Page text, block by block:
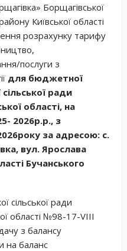
Борщагівської
Київської області
розрахунку тарифу
послуги з
для бюджетної
ради
області, на
2026р.р., з
за адресою: с.
вул. Ярослава
Бучанського
сільської ради
області №98-17-VIII
з балансу
на баланс